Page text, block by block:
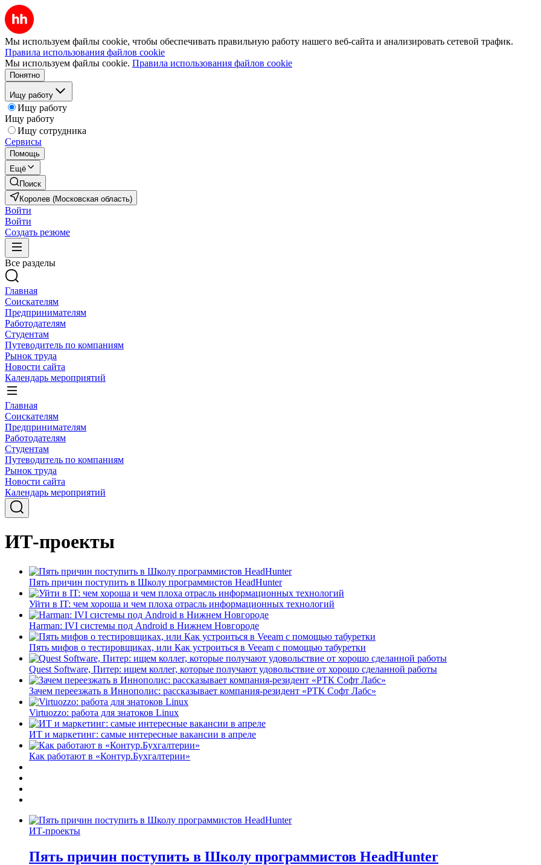
Мы используем файлы cookie, чтобы обеспечивать правильную работу нашего веб-сайта и анализировать сетевой трафик.
Правила использования файлов cookie
Мы используем файлы cookie. Правила использования файлов cookie
Понятно
Ищу работу
Ищу работу
Ищу работу
Ищу сотрудника
Сервисы
Помощь
Ещё
Поиск
Королев (Московская область)
Войти
Войти
Создать резюме
Все разделы
Главная
Соискателям
Предпринимателям
Работодателям
Студентам
Путеводитель по компаниям
Рынок труда
Новости сайта
Календарь мероприятий
Главная
Соискателям
Предпринимателям
Работодателям
Студентам
Путеводитель по компаниям
Рынок труда
Новости сайта
Календарь мероприятий
ИТ-проекты
Пять причин поступить в Школу программистов HeadHunter
Уйти в IT: чем хороша и чем плоха отрасль информационных технологий
Harman: IVI системы под Android в Нижнем Новгороде
Пять мифов о тестировщиках, или Как устроиться в Veeam с помощью табуретки
Quest Software, Питер: ищем коллег, которые получают удовольствие от хорошо сделанной работы
Зачем переезжать в Иннополис: рассказывает компания-резидент «РТК Софт Лабс»
Virtuozzo: работа для знатоков Linux
ИТ и маркетинг: самые интересные вакансии в апреле
Как работают в «Контур.Бухгалтерии»
ИТ-проекты
Пять причин поступить в Школу программистов HeadHunter